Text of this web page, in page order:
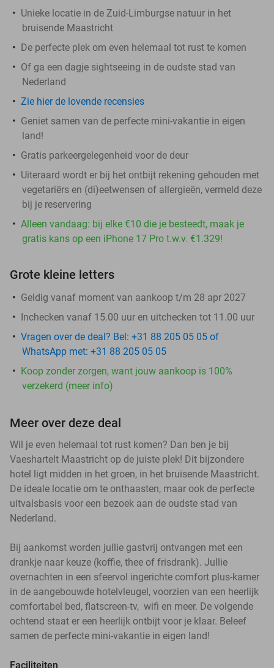
Unieke locatie in de Zuid-Limburgse natuur in het
bruisende Maastricht
De perfecte plek om even helemaal tot rust te komen
Of ga een dagje sightseeing in de oudste stad van
Nederland
Zie hier de lovende recensies
Geniet samen van de perfecte mini-vakantie in eigen
land!
Gratis parkeergelegenheid voor de deur
Uiteraard wordt er bij het ontbijt rekening gehouden met
vegetariërs en (di)eetwensen of allergieën, vermeld deze
bij je reservering
Alleen vandaag: bij elke €10 die je besteedt, maak je
gratis kans op een iPhone 17 Pro t.w.v. €1.329!
Grote kleine letters
Geldig vanaf moment van aankoop t/m 28 apr 2027
Inchecken vanaf 15.00 uur en uitchecken tot 11.00 uur
Vragen over de deal? Bel: +31 88 205 05 05 of
WhatsApp met: +31 88 205 05 05
Koop zonder zorgen, want jouw aankoop is 100%
verzekerd (meer info)
Meer over deze deal
Wil je even helemaal tot rust komen? Dan ben je bij
Vaeshartelt Maastricht op de juiste plek! Dit bijzondere
hotel ligt midden in het groen, in het bruisende Maastricht.
De ideale locatie om te onthaasten, maar ook de perfecte
uitvalsbasis voor een bezoek aan de oudste stad van
Nederland.
Bij aankomst worden jullie gastvrij ontvangen met een
drankje naar keuze (koffie, thee of frisdrank). Jullie
overnachten in een sfeervol ingerichte comfort plus-kamer
in de aangebouwde hotelvleugel, voorzien van een heerlijk
comfortabel bed, flatscreen-tv, wifi en meer. De volgende
ochtend staat er een heerlijk ontbijt voor je klaar. Beleef
samen de perfecte mini-vakantie in eigen land!
Faciliteiten